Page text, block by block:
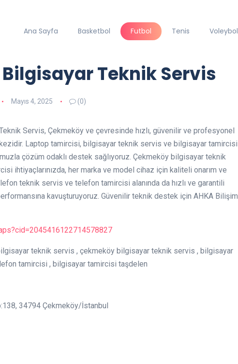
Ana Sayfa Basketbol Futbol Tenis Voleybol
Teknik Servis
Mayıs 4, 2025 (0)
Servis, Çekmeköy ve çevresinde hızlı, güvenilir ve profesyonel
Laptop tamircisi, bilgisayar teknik servis ve bilgisayar tamircisi
çözüm odaklı destek sağlıyoruz. Çekmeköy bilgisayar teknik
ihtiyaçlarınızda, her marka ve model cihaz için kaliteli onarım ve
teknik servis ve telefon tamircisi alanında da hızlı ve garantili
kavuşturuyoruz. Güvenilir teknik destek için AHKA Bilişim
teknik servis , çekmeköy bilgisayar teknik servis , bilgisayar
tamircisi , bilgisayar tamircisi taşdelen
34794 Çekmeköy/İstanbul